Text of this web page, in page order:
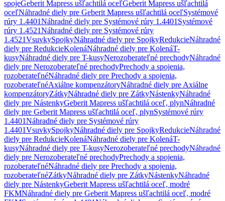
spojeGeberit Mapress ušľachtilá oceľGeberit Mapress ušľachtilá
oceľNáhradné diely pre Geberit Mapress ušľachtilá oceľSystémové
rúry 1.4401Náhradné diely pre Systémové rúry 1.4401 Systémové
rúry 1.4521Náhradné diely pre Systémové rúry
1.4521VsuvkySpojkyNáhradné diely pre SpojkyRedukcieNáhradné
diely pre RedukcieKolenáNáhradné diely pre KolenáT-
kusyNáhradné diely pre T-kusyNerozoberateľné prechodyNáhradné
diely pre Nerozoberateľné prechodyPrechody a spojenia,
rozoberateľnéNáhradné diely pre Prechody a spojenia,
rozoberateľnéAxiálne kompenzátoryNáhradné diely pre Axiálne
kompenzátoryZátkyNáhradné diely pre ZátkyNástenkyNáhradné
diely pre NástenkyGeberit Mapress ušľachtilá oceľ, plynNáhradné
diely pre Geberit Mapress ušľachtilá oceľ, plynSystémové rúry
1.4401Náhradné diely pre Systémové rúry
1.4401VsuvkySpojkyNáhradné diely pre SpojkyRedukcieNáhradné
diely pre RedukcieKolenáNáhradné diely pre KolenáT-
kusyNáhradné diely pre T-kusyNerozoberateľné prechodyNáhradné
diely pre Nerozoberateľné prechodyPrechody a spojenia,
rozoberateľnéNáhradné diely pre Prechody a spojenia,
rozoberateľnéZátkyNáhradné diely pre ZátkyNástenkyNáhradné
diely pre NástenkyGeberit Mapress ušľachtilá oceľ, modré
FKMNáhradné diely pre Geberit Mapress ušľachtilá oceľ, modré